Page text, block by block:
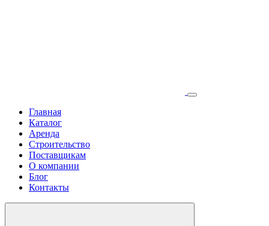
Главная
Каталог
Аренда
Строительство
Поставщикам
О компании
Блог
Контакты